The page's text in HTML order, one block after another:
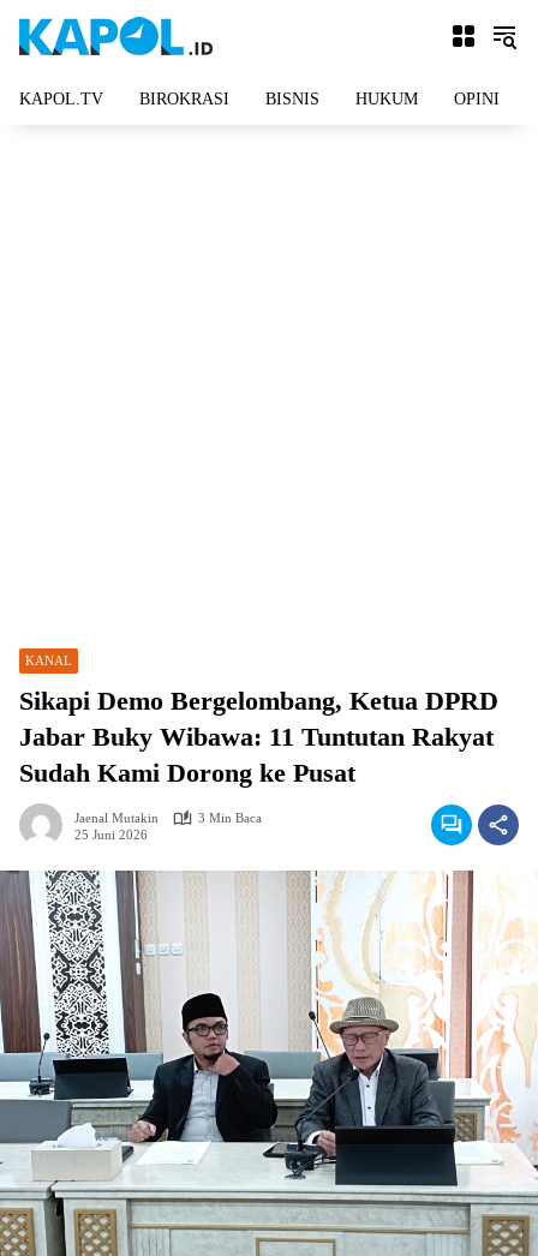
KAPOL.TV BIROKRASI BISNIS HUKUM OPINI
KANAL
Sikapi Demo Bergelombang, Ketua DPRD
Jabar Buky Wibawa: 11 Tuntutan Rakyat
Sudah Kami Dorong ke Pusat
Jaenal Mutakin
3 Min Baca
25 Juni 2026